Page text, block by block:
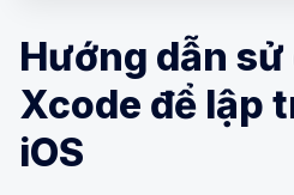
Hướng dẫn
Xcode để lập
iOS